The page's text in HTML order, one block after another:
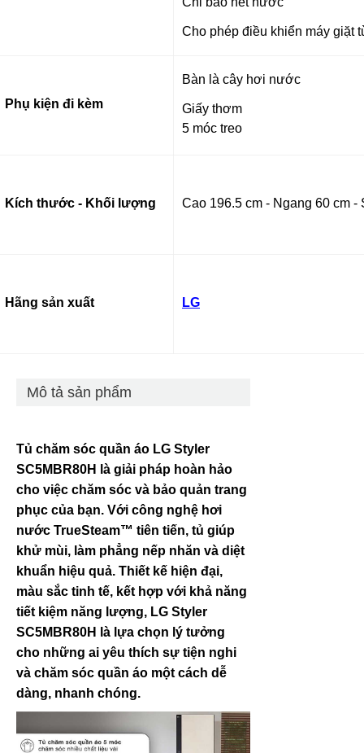
Cho phép điều khiển máy giặt
Phụ kiện đi kèm
Bàn là cây hơi nước
Giấy thơm
5 móc treo
Kích thước - Khối lượng Cao 196.5 cm - Ngang 60 cm -
Hãng sản xuất LG
Mô tả sản phẩm
Tủ chăm sóc quần áo LG Styler
SC5MBR80H là giải pháp hoàn hảo
cho việc chăm sóc và bảo quản trang
phục của bạn. Với công nghệ hơi
nước TrueSteam™ tiên tiến, tủ giúp
khử mùi, làm phẳng nếp nhăn và diệt
khuẩn hiệu quả. Thiết kế hiện đại,
màu sắc tinh tế, kết hợp với khả năng
tiết kiệm năng lượng, LG Styler
SC5MBR80H là lựa chọn lý tưởng
cho những ai yêu thích sự tiện nghi
và chăm sóc quần áo một cách dễ
dàng, nhanh chóng.